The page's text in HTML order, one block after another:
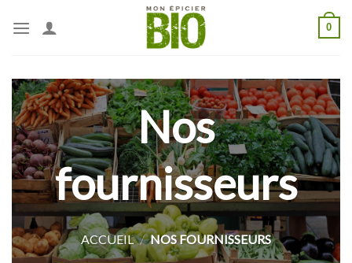
0
Nos
fournisseurs
ACCUEIL / NOS FOURNISSEURS